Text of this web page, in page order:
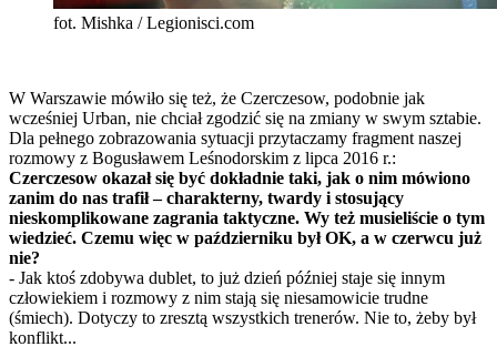
fot. Mishka / Legionisci.com
W Warszawie mówiło się też, że Czerczesow, podobnie jak
wcześniej Urban, nie chciał zgodzić się na zmiany w swym sztabie.
Dla pełnego zobrazowania sytuacji przytaczamy fragment naszej
rozmowy z Bogusławem Leśnodorskim z lipca 2016 r.:
Czerczesow okazał się być dokładnie taki, jak o nim mówiono
zanim do nas trafił – charakterny, twardy i stosujący
nieskomplikowane zagrania taktyczne. Wy też musieliście o tym
wiedzieć. Czemu więc w październiku był OK, a w czerwcu już
nie?
- Jak ktoś zdobywa dublet, to już dzień później staje się innym
człowiekiem i rozmowy z nim stają się niesamowicie trudne
(śmiech). Dotyczy to zresztą wszystkich trenerów. Nie to, żeby był
konflikt...